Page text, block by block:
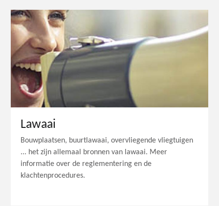
Lawaai
Bouwplaatsen, buurtlawaai, overvliegende vliegtuigen
... het zijn allemaal bronnen van lawaai. Meer
informatie over de reglementering en de
klachtenprocedures.